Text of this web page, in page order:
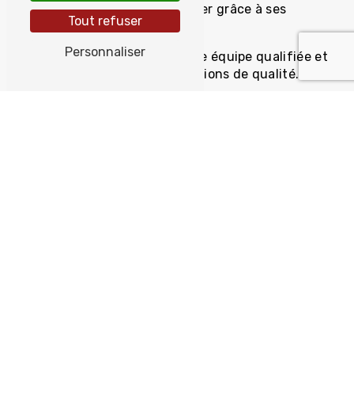
traitement de façade à Quimper grâce à ses
nombreux avantages :
- Expertise et savoir-faire : une équipe qualifiée et
expérimentée pour des prestations de qualité.
Tout refuser
Personnaliser